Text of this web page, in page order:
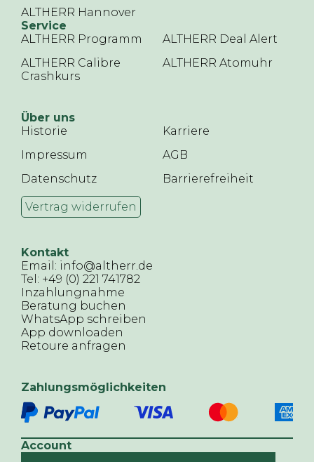
ALTHERR Hannover
Service
ALTHERR Programm
ALTHERR Deal Alert
ALTHERR Calibre
Crashkurs
ALTHERR Atomuhr
Über uns
Historie
Karriere
Impressum
AGB
Datenschutz
Barrierefreiheit
Vertrag widerrufen
Kontakt
Email: info@altherr.de
Tel: +49 (0) 221 741782
Inzahlungnahme
Beratung buchen
WhatsApp schreiben
App downloaden
Retoure anfragen
Zahlungsmöglichkeiten
Account